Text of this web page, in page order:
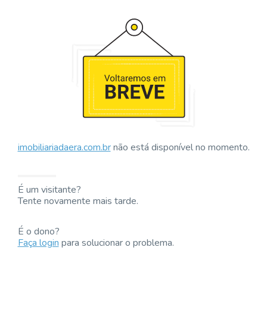
imobiliariadaera.com.brnão está disponível no momento.
É um visitante?
Tente novamente mais tarde.
É o dono?
Faça loginpara solucionar o problema.